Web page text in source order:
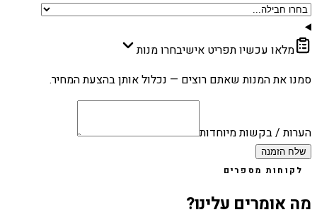
מלאו עכשיו תפריט אישיבחרו מנות
סמנו את המנות שאתם רוצים — נכלול אותן בהצעת המחיר.
הערות / בקשות מיוחדות
שלח הזמנה
לקוחות מספרים
מה אומרים עלינו?